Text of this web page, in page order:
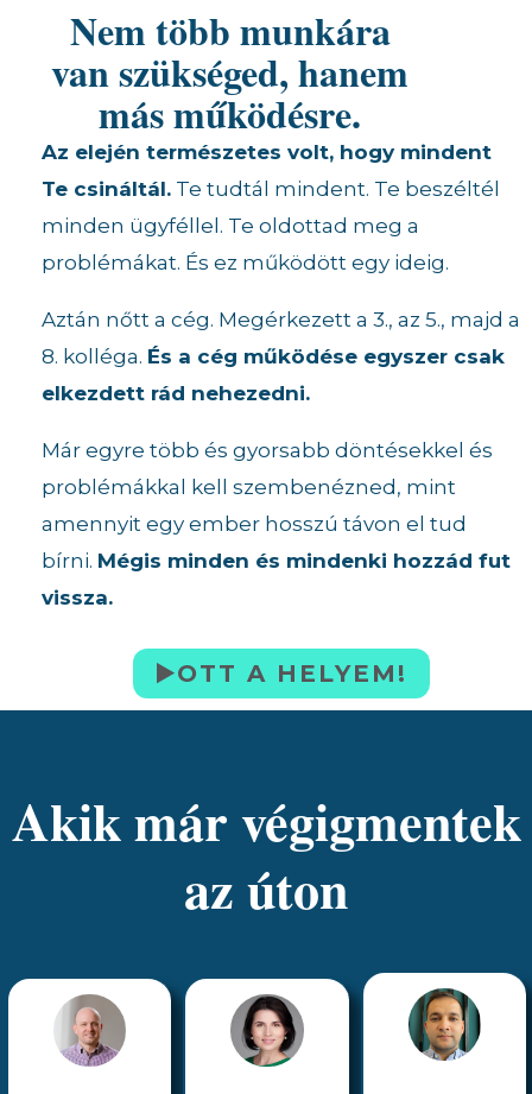
Nem több munkára
van szükséged, hanem
más működésre.
Az elején természetes volt, hogy mindent
Te csináltál. Te tudtál mindent. Te beszéltél
minden ügyféllel. Te oldottad meg a
problémákat. És ez működött egy ideig.
Aztán nőtt a cég. Megérkezett a 3., az 5., majd a
8. kolléga. És a cég működése egyszer csak
elkezdett rád nehezedni.
Már egyre több és gyorsabb döntésekkel és
problémákkal kell szembenézned, mint
amennyit egy ember hosszú távon el tud
bírni. Mégis minden és mindenki hozzád fut
vissza.
▶️OTT A HELYEM!
Akik már végigmentek
az úton